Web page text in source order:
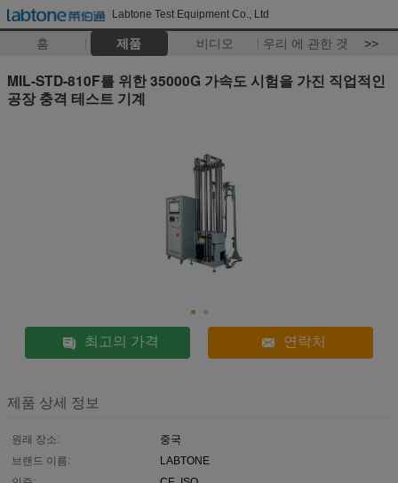
Labtone Test Equipment Co., Ltd
홈 제품 비디오 우리 에 관한 것 >>
MIL-STD-810F를 위한 35000G 가속도 시험을 가진 직업적인
공장 충격 테스트 기계
최고의 가격 연락처
제품 상세 정보
원래 장소:
중국
브랜드 이름:
LABTONE